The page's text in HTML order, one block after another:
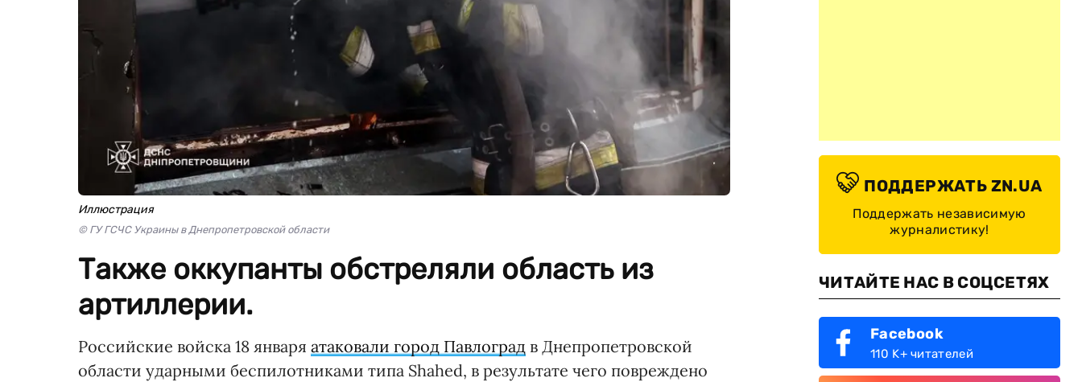
Иллюстрация
© ГУ ГСЧС Украины в Днепропетровской области
Также оккупанты обстреляли область из
артиллерии.
Российские войска 18 января атаковали город Павлоград в Днепропетровской
области ударными беспилотниками типа Shahed, в результате чего повреждено
ПОДДЕРЖАТЬ ZN.UA
Поддержать независимую
журналистику!
ЧИТАЙТЕ НАС В СОЦСЕТЯХ
Facebook
110 K+ читателей